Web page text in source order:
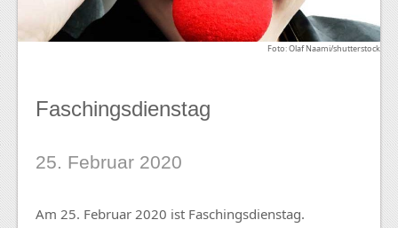
Foto: Olaf Naami/shutterstock
Faschingsdienstag
25. Februar 2020
Am 25. Februar 2020 ist Faschingsdienstag.